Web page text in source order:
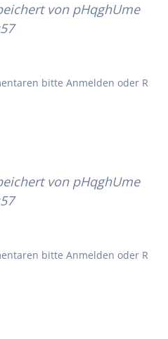
von pHqghUme
bitte Anmelden oder R
von pHqghUme
bitte Anmelden oder R